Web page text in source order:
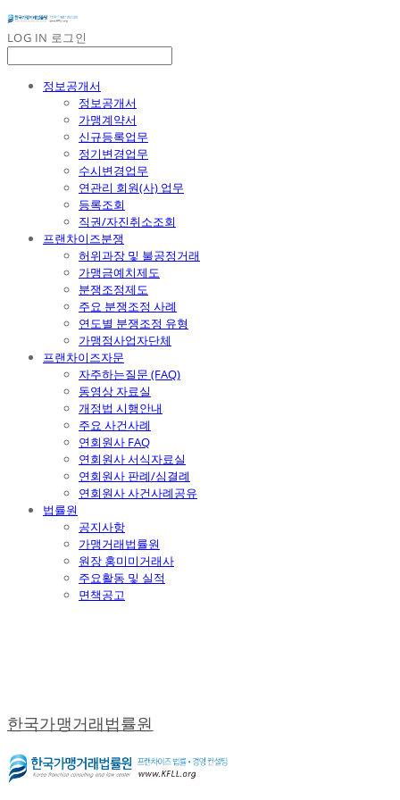
LOG IN 로그인
정보공개서
정보공개서
가맹계약서
신규등록업무
정기변경업무
수시변경업무
연관리 회원(사) 업무
등록조회
직권/자진취소조회
프랜차이즈분쟁
허위과장 및 불공정거래
가맹금예치제도
분쟁조정제도
주요 분쟁조정 사례
연도별 분쟁조정 유형
가맹점사업자단체
프랜차이즈자문
자주하는질문 (FAQ)
동영상 자료실
개정법 시행안내
주요 사건사례
연회원사 FAQ
연회원사 서식자료실
연회원사 판례/심결례
연회원사 사건사례공유
법률원
공지사항
가맹거래법률원
원장 홍미미거래사
주요활동 및 실적
면책공고
한국가맹거래법률원